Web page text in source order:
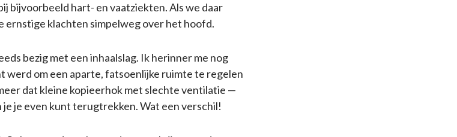
bijvoorbeeld hart- en vaatziekten. Als we daar
ernstige klachten simpelweg over het hoofd.
bezig met een inhaalslag. Ik herinner me nog
werd om een aparte, fatsoenlijke ruimte te regelen
dat kleine kopieerhok met slechte ventilatie —
je even kunt terugtrekken. Wat een verschil!